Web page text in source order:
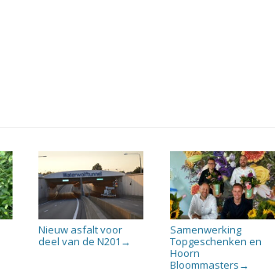
Nieuw asfalt voor
deel van de N201 →
Samenwerking
Topgeschenken en
Hoorn
Bloommasters →